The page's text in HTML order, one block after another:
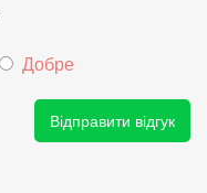
Добре
Відправити відгук